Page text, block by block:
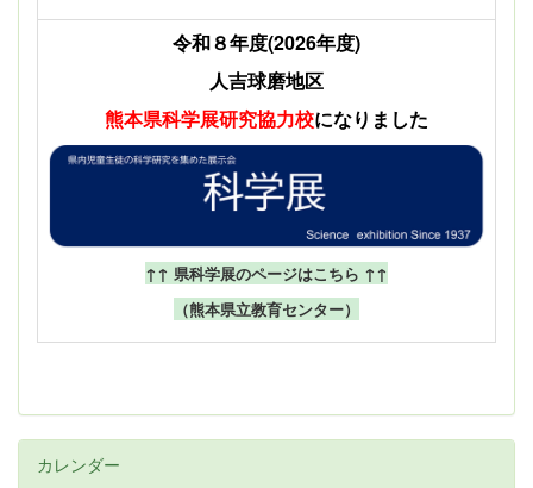
令和８年度(2026年度)
人吉球磨地区
熊本県科学展研究協力校になりました
↑↑ 県科学展のページはこちら ↑↑
（熊本県立教育センター）
カレンダー